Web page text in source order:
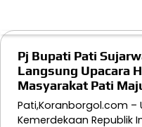
Pj Bupati Pati
Langsung Upacara
Masyarakat Pati
Pati,Koranborgol.com
Kemerdekaan Republik